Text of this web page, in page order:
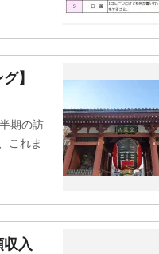
】
期の訪
これま
入